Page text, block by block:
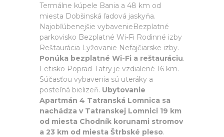
Termálne kúpele Bania a 48 km od
miesta Dobšinská ľadová jaskyňa.
Najobľúbenejšie vybavenieBezplatné
parkovisko Bezplatné Wi-Fi Rodinné izby
Reštaurácia Lyžovanie Nefajčiarske izby.
Ponúka bezplatné Wi-Fi a reštauráciu.
Letisko Poprad-Tatry je vzdialené 16 km.
Súčasťou vybavenia sú uteráky a
posteľná bielizeň. Ubytovanie
Apartmán 4 Tatranská Lomnica sa
nachádza v Tatranskej Lomnici 19 km
od miesta Chodník korunami stromov
a 23 km od miesta Štrbské pleso.